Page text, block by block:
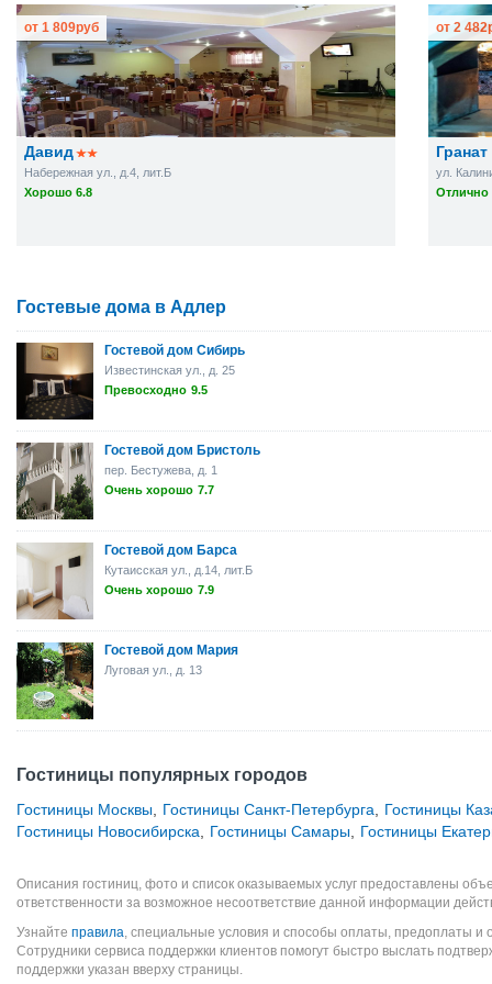
Давид
Набережная ул., д.4, лит.Б
Хорошо 6.8
от 1 809руб
Гранат
ул.
Отлично
от 2 482
Гостевые дома в Адлер
Гостевой дом Сибирь
Известинская ул., д. 25
Превосходно 9.5
Гостевой дом Бристоль
пер. Бестужева, д. 1
Очень хорошо 7.7
Гостевой дом Барса
Кутаисская ул., д.14, лит.Б
Очень хорошо 7.9
Гостевой дом Мария
Луговая ул., д. 13
Гостиницы популярных городов
Гостиницы Москвы Гостиницы Санкт-Петербурга
Гостиницы
Гостиницы Новосибирска
Гостиницы Самары Гостиницы
Описания гостиниц, фото и список оказываемых услуг предоставлены
ответственности за возможное несоответствие данной информации
Узнайте правила, специальные условия и способы оплаты, предоплаты и
Сотрудники сервиса поддержки клиентов помогут быстро выслать
поддержки указан вверху страницы.